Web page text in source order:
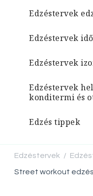
Edzéstervek
Edzéstervek
Edzéstervek
Edzéstervek
konditermi és
Edzés tippek
Edzéstervek /
Street workout